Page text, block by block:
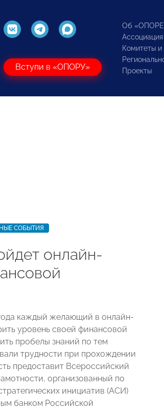
Вступи в «ОПОРУ»
Об
Комитеты
Проекты
СОБЫТИЯ
онлайн-
каждый желающий в онлайн-
уровень своей финансовой
пробелы знаний по тем
трудности при прохождении
предоставит Всероссийский
организованный по
инициатив (АСИ)
банком Российской